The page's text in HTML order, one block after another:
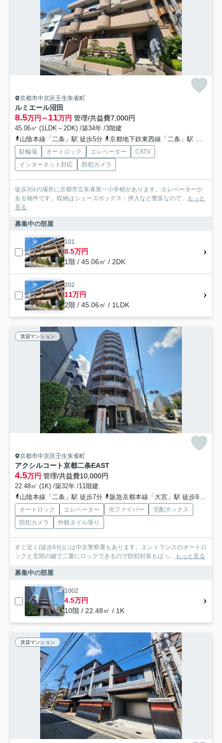
京都市中京区壬生朱雀町
ルミエール沼田
8.5万円～11万円 管理/共益費7,000円
45.06㎡ (1LDK～2DK) /築34年 /3階建
山陰本線「二条」駅 徒歩5分
京都地下鉄東西線「二条」駅 徒歩8分
駐輪場 オートロック エレベーター
CATV
インターネット対応
防犯カメラ
徒歩3分の場所に京都市立朱雀第一小学校があります。エレベーターが
ある物件です。収納はシューズボックス・押入など豊富なので... もっと
見る
募集中の部屋
101
8.5万円
1階 / 45.06㎡ / 2DK
202
11万円
2階 / 45.06㎡ / 1LDK
賃貸マンション
京都市中京区壬生朱雀町
アクシルコート京都二条EAST
4.5万円 管理/共益費10,000円
22.48㎡ (1K) /築32年 /11階建
山陰本線「二条」駅 徒歩7分
阪急京都本線「大宮」駅 徒歩9分
オートロック エレベーター 光ファイバー
宅配ボックス
防犯カメラ
外観タイル張り
すぐ近く(徒歩6分)には中京警察署もあります。エントランスのオートロ
ックと玄関の鍵で二重にロックできるので防犯対策もばっ... もっと見る
募集中の部屋
1002
4.5万円
10階 / 22.48㎡ / 1K
賃貸マンション